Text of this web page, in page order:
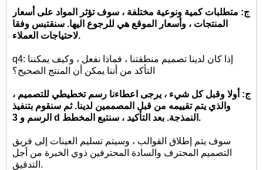
ج: متطلبات كمية ونوعية مختلفة ، سوف تؤثر المواد على أسعار
المنتجات ، وأسعار الموقع هي للرجوع اليها. سنقتبس وفقا
لاحتياجات العملاء.
q4: إذا كان لدينا تصميم منطقتنا ، فماذا نفعل ، وكيف يمكننا
التأكد من أننا يمكن أن المنتج الصحيح؟
ج: أولا وقبل كل شيء ، يرجى اعطاءنا رسم تخطيطي للتصميم ،
والذي يتم تقييمه من قبل المصممين لدينا. ثم سنقوم بتنفيذ
الرسم و 3 d النمذجة. بعد التأكيد ، سنتبع المخطط.
سوف يتم إطلاق القوالب ، وسيتم تسليم العينات إلى فريق
التصميم المحترف والسادة المحترفين ذوي الخبرة من أجل
التدقيق.